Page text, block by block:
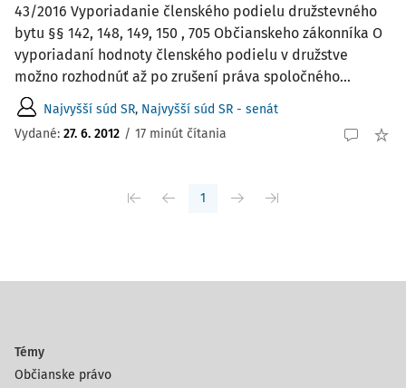
43/2016 Vyporiadanie členského podielu družstevného
bytu §§ 142, 148, 149, 150 , 705 Občianskeho zákonníka O
vyporiadaní hodnoty členského podielu v družstve
možno rozhodnúť až po zrušení práva spoločného...
Najvyšší súd SR, Najvyšší súd SR - senát
Vydané: 27. 6. 2012 / 17 minút čítania
1
Témy
Občianske právo